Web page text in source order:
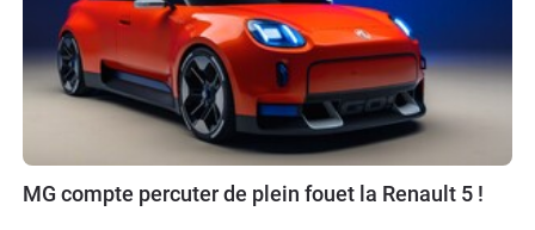
MG compte percuter de plein fouet la Renault 5 !